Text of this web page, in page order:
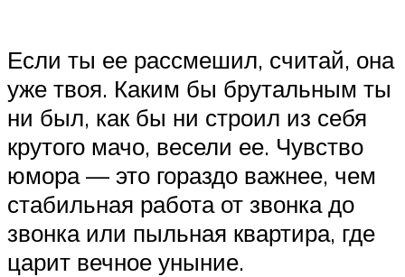
Если ты ее рассмешил, считай, она
уже твоя. Каким бы брутальным ты
ни был, как бы ни строил из себя
крутого мачо, весели ее. Чувство
юмора — это гораздо важнее, чем
стабильная работа от звонка до
звонка или пыльная квартира, где
царит вечное уныние.